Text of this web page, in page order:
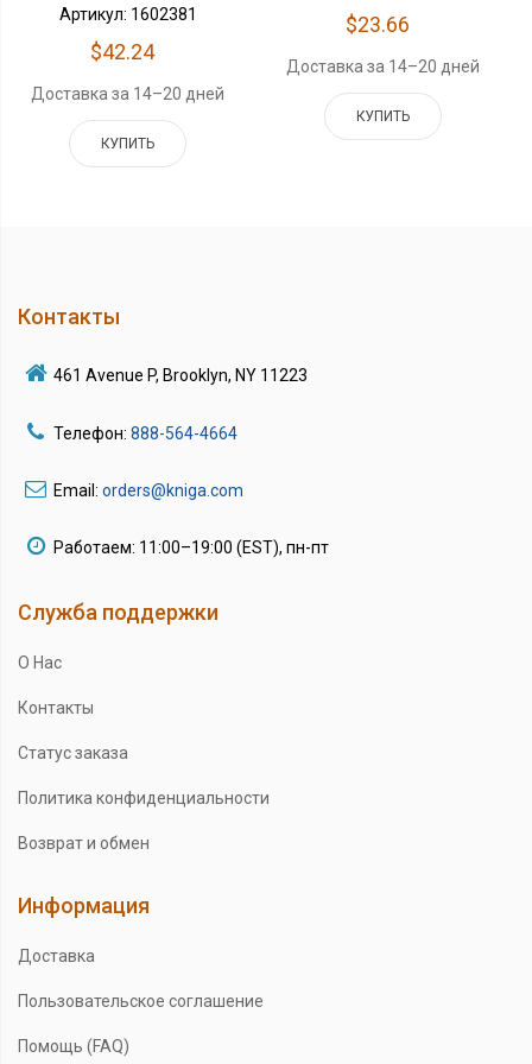
Артикул: 1602381
$42.24
Доставка за 14–20 дней
КУПИТЬ
$23.66
Доставка за 14–20 дней
КУПИТЬ
Контакты
461 Avenue P, Brooklyn, NY 11223
Телефон: 888-564-4664
Email: orders@kniga.com
Работаем: 11:00–19:00 (EST), пн-пт
Служба поддержки
О Нас
Контакты
Статус заказа
Политика конфиденциальности
Возврат и обмен
Информация
Доставка
Пользовательское соглашение
Помощь (FAQ)